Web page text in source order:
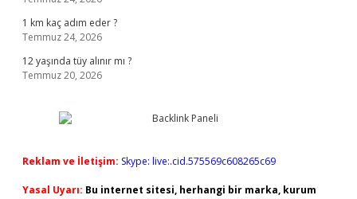
1 km kaç adım eder ?
Temmuz 24, 2026
12 yaşında tüy alınır mı ?
Temmuz 20, 2026
Reklam ve İletişim: Skype: live:.cid.575569c608265c69
Yasal Uyarı: Bu internet sitesi, herhangi bir marka, kurum